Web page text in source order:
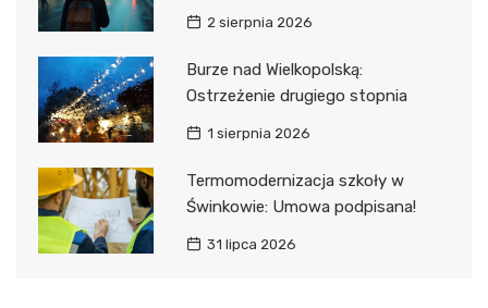
2 sierpnia 2026
Burze nad Wielkopolską:
Ostrzeżenie drugiego stopnia
1 sierpnia 2026
Termomodernizacja szkoły w
Świnkowie: Umowa podpisana!
31 lipca 2026